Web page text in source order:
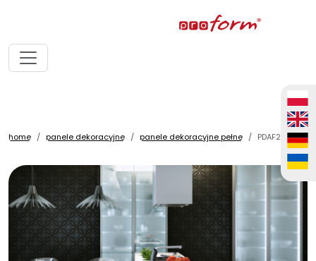
home panele dekoracyjne panele dekoracyjne pełne PDAF29